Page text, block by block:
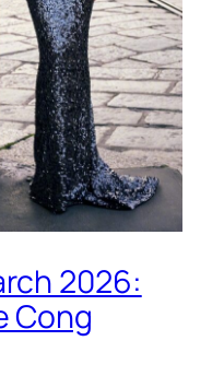
2026:
Cong